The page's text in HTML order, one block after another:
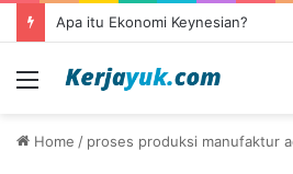
Apa itu Ekonomi Keynesian?
Menu
Home / proses produksi manufaktur